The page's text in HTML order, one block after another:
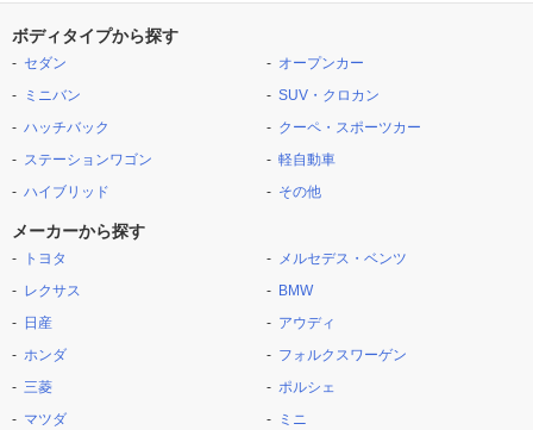
ボディタイプから探す
セダン
ミニバン
ハッチバック
ステーションワゴン
ハイブリッド
オープンカー
SUV・クロカン
クーペ・スポーツカー
軽自動車
その他
メーカーから探す
トヨタ
レクサス
日産
ホンダ
三菱
マツダ
メルセデス・ベンツ
BMW
アウディ
フォルクスワーゲン
ポルシェ
ミニ